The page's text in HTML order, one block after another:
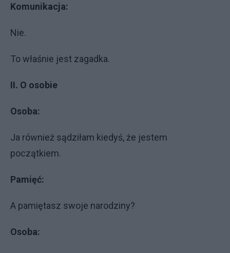
Komunikacja:
Nie.
To właśnie jest zagadka.
II. O osobie
Osoba:
Ja również sądziłam kiedyś, że jestem
początkiem.
Pamięć:
A pamiętasz swoje narodziny?
Osoba: